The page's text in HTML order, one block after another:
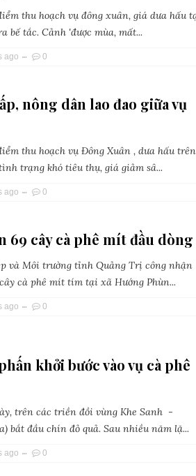
thu hoạch vụ đông xuân, giá dưa hấu
bế tắc. Cảnh 'được mùa, mất...
ago 0
nông dân lao đao giữa vụ
thu hoạch vụ Đông Xuân , dưa hấu trên
trạng khó tiêu thụ, giá giảm sâ...
ago 0
69 cây cà phê mít đầu dòng
và Môi trường tỉnh Quảng Trị công nhận
cà phê mít tím tại xã Hướng Phùn...
ago 0
khởi bước vào vụ cà phê
trên các triền đồi vùng Khe Sanh -
bắt đầu chín đỏ quả. Sau nhiều năm lặ...
ago 0